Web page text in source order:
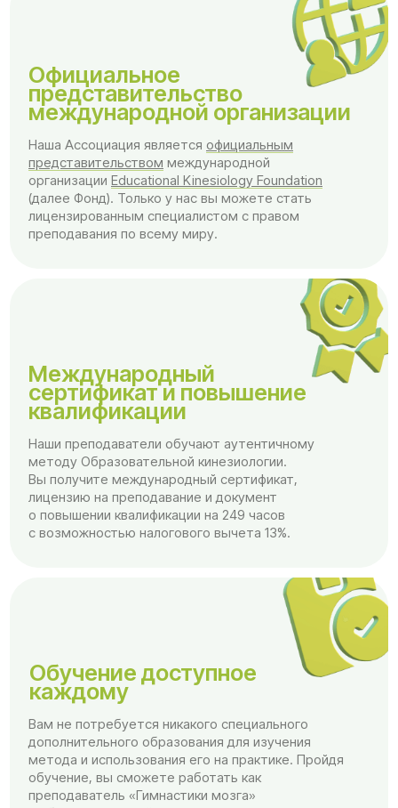
Вам не потребуется никакого специального
дополнительного образования для изучения
метода и использования его на практике. Пройдя
обучение, вы сможете работать как
Обучение доступное
каждому
Наши преподаватели обучают аутентичному
методу Образовательной кинезиологии.
Международный
сертификат и повышение
квалификации
Что дает
лицензия?
Право именоваться
лицензированным преподавателем/
консультантом «Гимнастики мозга» и